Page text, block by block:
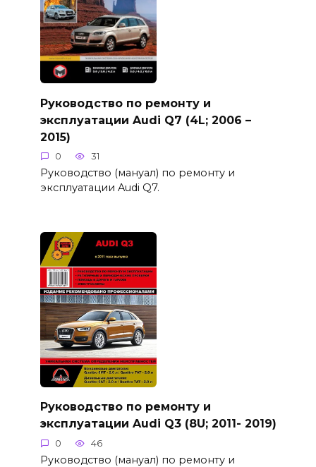
Руководство по ремонту и
эксплуатации Audi Q7 (4L; 2006 –
2015)
0 31
Руководство (мануал) по ремонту и
эксплуатации Audi Q7.
Руководство по ремонту и
эксплуатации Audi Q3 (8U; 2011- 2019)
0 46
Руководство (мануал) по ремонту и